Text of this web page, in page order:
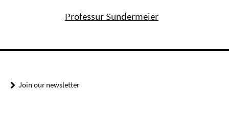
Professur Sundermeier
Join our newsletter